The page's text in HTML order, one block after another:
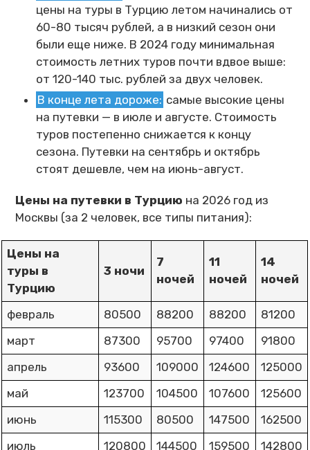
цены на туры в Турцию летом начинались от
60-80 тысяч рублей, а в низкий сезон они
были еще ниже. В 2024 году минимальная
стоимость летних туров почти вдвое выше:
от 120-140 тыс. рублей за двух человек.
В конце лета дороже: самые высокие цены
на путевки — в июле и августе. Стоимость
туров постепенно снижается к концу
сезона. Путевки на сентябрь и октябрь
стоят дешевле, чем на июнь-август.
Цены на путевки в Турцию на 2026 год из
Москвы (за 2 человек, все типы питания):
Цены на
туры в
Турцию
3 ночи
7
ночей
11
ночей
14
ночей
февраль 80500 88200 88200
81200
март
87300 95700 97400
91800
апрель
93600 109000 124600
125000
май
123700 104500 107600
125600
июнь
115300 80500 147500
162500
июль
120800 144500 159500 142800